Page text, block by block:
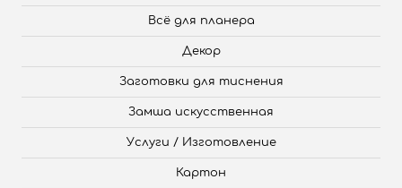
Всё для планера
Декор
Заготовки для тиснения
Замша искусственная
Услуги / Изготовление
Картон